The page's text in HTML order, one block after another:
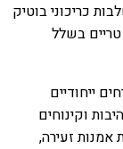
כריכוני בוטיק
בשלל
ייחודיים
וקינוחים
אמנות זעירה,